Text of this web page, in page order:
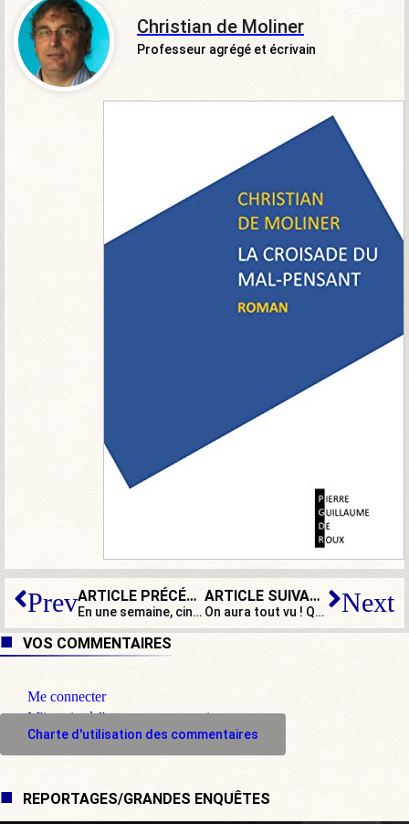
Christian de Moliner
Professeur agrégé et écrivain
Prev ARTICLE PRÉCÉDENT
En une semaine, cinq églises et un calvaire vandalisés : les catholiques, AUSSI, ont le droit de voir leurs lieux de culte respectés
ARTICLE SUIVANT
On aura tout vu ! Quand Manuel Valls défile « avec » l’extrême droite espagnole… Next
VOS COMMENTAIRES
Me connecter
M'inscrire à l'espace commentaire
Charte d'utilisation des commentaires
REPORTAGES/GRANDES ENQUÊTES